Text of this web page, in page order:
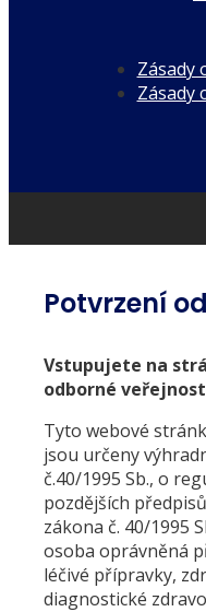
Zásady
Zásady
Potvrzení
Vstupujete na
odborné
Tyto webové
jsou určeny
č.40/1995 Sb., o
pozdějších
zákona č. 40/1995
osoba oprávněná
léčivé přípravky,
diagnostické